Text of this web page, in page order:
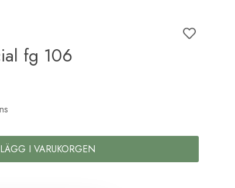
fg 106
LÄGG I VARUKORGEN